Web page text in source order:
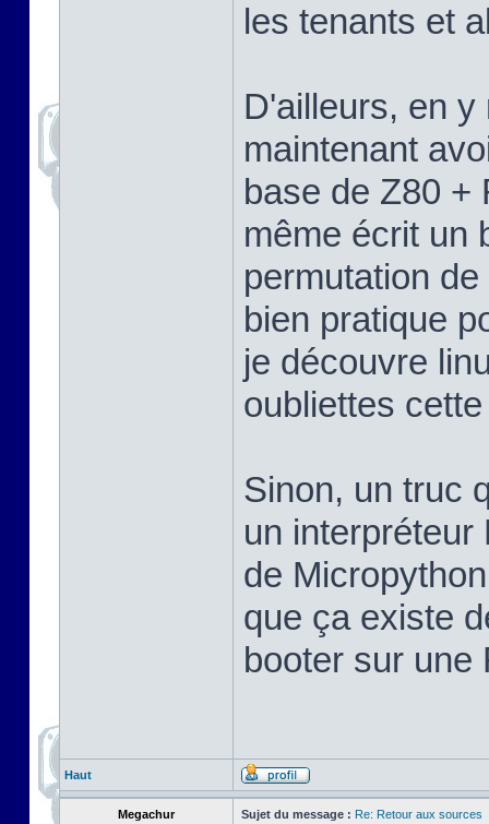
les tenants et
D'ailleurs, en
maintenant
base de Z80 +
même écrit un
permutation
bien pratique
je découvre
oubliettes
Sinon, un truc
un interpréteur
de
que ça existe
booter sur une
Haut
Megachur Sujet du message : Re: Retour aux sources